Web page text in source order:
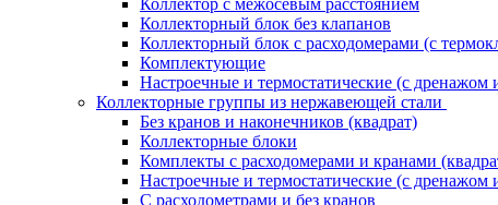
Коллектор с межосевым расстоянием
Коллекторный блок без клапанов
Коллекторный блок с расходомерами (с
Комплектующие
Настроечные и термостатические (с дренажом
Коллекторные группы из нержавеющей стали
Без кранов и наконечников (квадрат)
Коллекторные блоки
Комплекты с расходомерами и кранами
Настроечные и термостатические (с дренажом
С расходометрами и без кранов